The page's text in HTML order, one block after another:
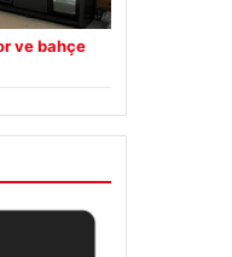
ve bahçe